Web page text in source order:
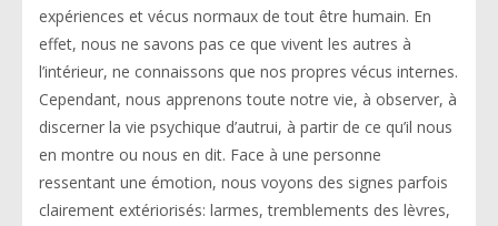
expériences et vécus normaux de tout être humain. En
effet, nous ne savons pas ce que vivent les autres à
l’intérieur, ne connaissons que nos propres vécus internes.
Cependant, nous apprenons toute notre vie, à observer, à
discerner la vie psychique d’autrui, à partir de ce qu’il nous
en montre ou nous en dit. Face à une personne
ressentant une émotion, nous voyons des signes parfois
clairement extériorisés: larmes, tremblements des lèvres,